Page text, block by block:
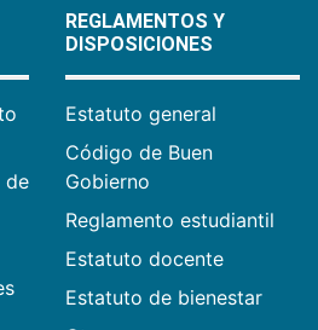
de
REGLAMENTOS Y
DISPOSICIONES
Estatuto general
Código de Buen
Gobierno
Reglamento estudiantil
Estatuto docente
Estatuto de bienestar